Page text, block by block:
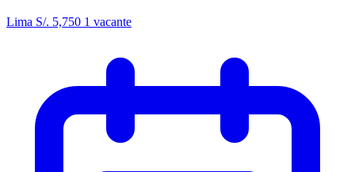
Lima S/. 5,750 1 vacante